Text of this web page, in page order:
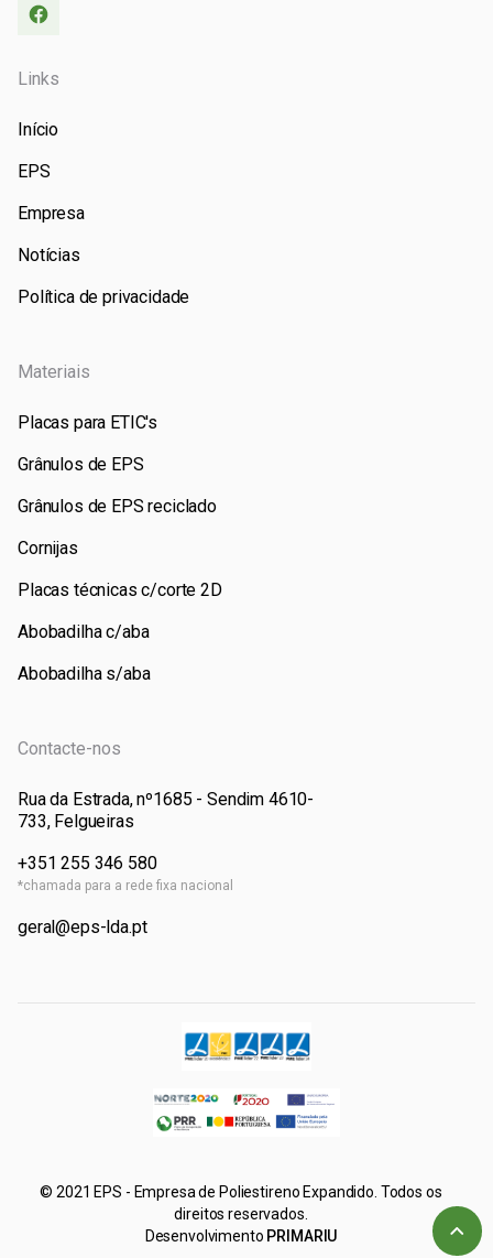
Links
Início
EPS
Empresa
Notícias
Política de privacidade
Materiais
Placas para ETIC's
Grânulos de EPS
Grânulos de EPS reciclado
Cornijas
Placas técnicas c/corte 2D
Abobadilha c/aba
Abobadilha s/aba
Contacte-nos
Rua da Estrada, nº1685 - Sendim 4610-
733, Felgueiras
+351 255 346 580
*chamada para a rede fixa nacional
geral@eps-lda.pt
© 2021 EPS - Empresa de Poliestireno Expandido. Todos os
direitos reservados.
Desenvolvimento PRIMARIU